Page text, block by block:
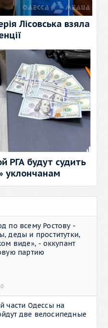
Лісовська взяла
РГА будут судить
уклончанам
по всему Ростову -
деды и проститутки,
виде», - оккупант
партию
0
части Одессы на
две велосипедные